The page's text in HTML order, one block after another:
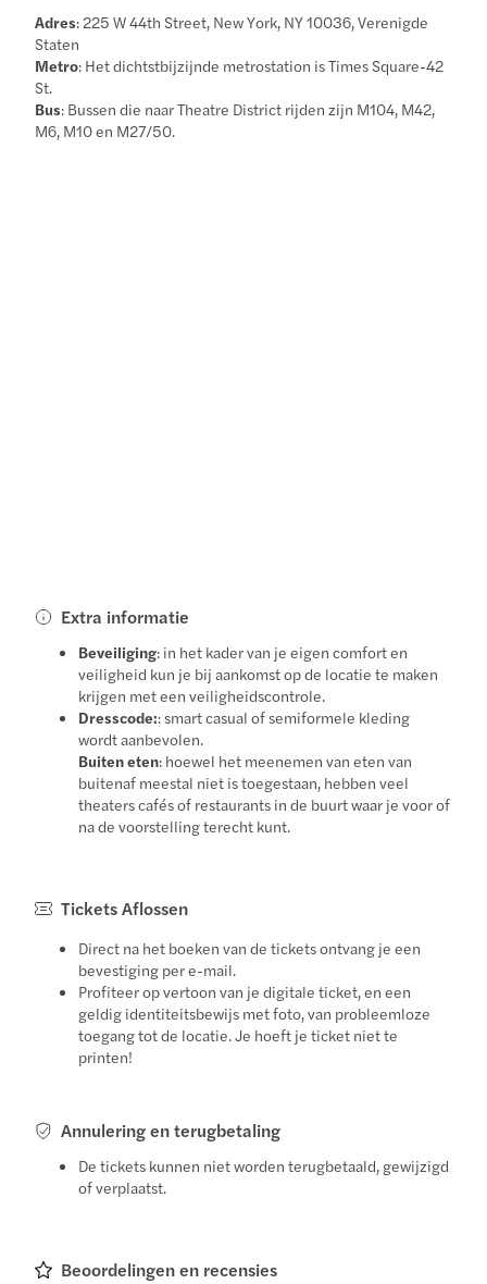
Adres: 225 W 44th Street, New York, NY 10036, Verenigde
Staten
Metro: Het dichtstbijzijnde metrostation is Times Square-42
St.
Bus: Bussen die naar Theatre District rijden zijn M104, M42,
M6, M10 en M27/50.
Extra informatie
Beveiliging: in het kader van je eigen comfort en
veiligheid kun je bij aankomst op de locatie te maken
krijgen met een veiligheidscontrole.
Dresscode:: smart casual of semiformele kleding
wordt aanbevolen.
Buiten eten: hoewel het meenemen van eten van
buitenaf meestal niet is toegestaan, hebben veel
theaters cafés of restaurants in de buurt waar je voor of
na de voorstelling terecht kunt.
Tickets Aflossen
Direct na het boeken van de tickets ontvang je een
bevestiging per e-mail.
Profiteer op vertoon van je digitale ticket, en een
geldig identiteitsbewijs met foto, van probleemloze
toegang tot de locatie. Je hoeft je ticket niet te
printen!
Annulering en terugbetaling
De tickets kunnen niet worden terugbetaald, gewijzigd
of verplaatst.
Beoordelingen en recensies